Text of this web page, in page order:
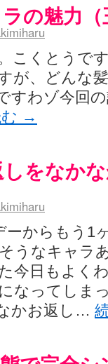
の魅力
こくとうで
が、どんな
すわゾ今回
→
をなか
ーからもう1
うなキャラ
今日もよく
なってしま
かお返し…